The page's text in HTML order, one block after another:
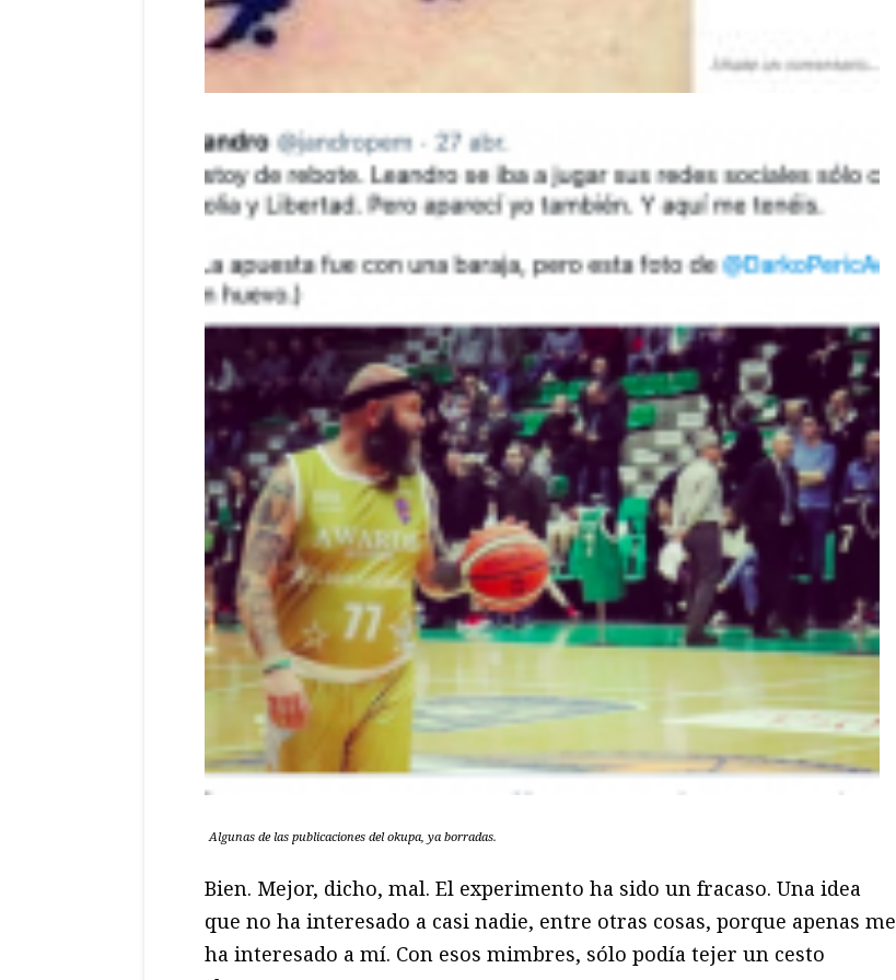
Algunas de las publicaciones del okupa, ya borradas.
Bien. Mejor, dicho, mal. El experimento ha sido un fracaso. Una idea
que no ha interesado a casi nadie, entre otras cosas, porque apenas me
ha interesado a mí. Con esos mimbres, sólo podía tejer un cesto